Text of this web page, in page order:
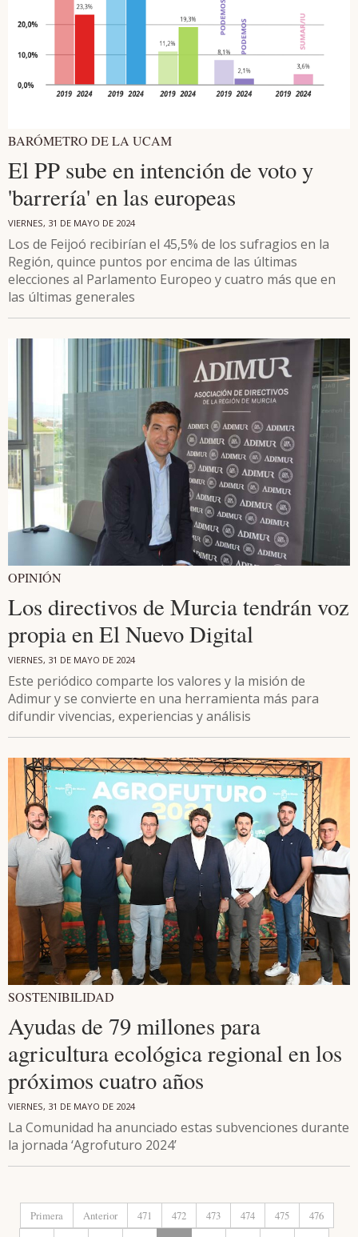
BARÓMETRO DE LA UCAM
El PP sube en intención de voto y
'barrería' en las europeas
VIERNES, 31 DE MAYO DE 2024
Los de Feijoó recibirían el 45,5% de los sufragios en la
Región, quince puntos por encima de las últimas
elecciones al Parlamento Europeo y cuatro más que en
las últimas generales
OPINIÓN
Los directivos de Murcia tendrán voz
propia en El Nuevo Digital
VIERNES, 31 DE MAYO DE 2024
Este periódico comparte los valores y la misión de
Adimur y se convierte en una herramienta más para
difundir vivencias, experiencias y análisis
SOSTENIBILIDAD
Ayudas de 79 millones para
agricultura ecológica regional en los
próximos cuatro años
VIERNES, 31 DE MAYO DE 2024
La Comunidad ha anunciado estas subvenciones durante
la jornada ‘Agrofuturo 2024’
Primera Anterior 471 472 473 474 475
476